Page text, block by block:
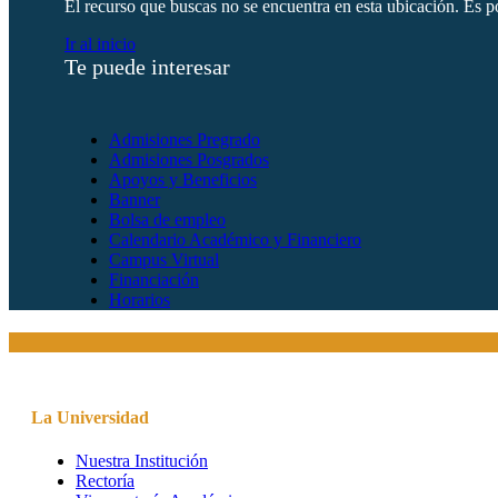
El recurso que buscas no se encuentra en esta ubicación. Es
Ir al inicio
Te puede interesar
Admisiones Pregrado
Admisiones Posgrados
Apoyos y Beneficios
Banner
Bolsa de empleo
Calendario Académico y Financiero
Campus Virtual
Financiación
Horarios
La Universidad
Nuestra Institución
Rectoría